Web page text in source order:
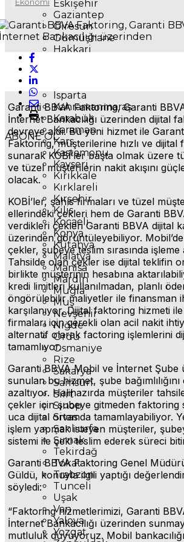
Eskişehir
Gaziantep
Giresun
Gümüşhane
Hakkari
Isparta
Kahramanmaraş
Karabük
Karaman
Kars
Kastamonu
Kayseri
Kırıkkale
Kırklareli
Kırşehir
Kilis
Kocaeli
Konya
Kütahya
Malatya
Manisa
Mardin
Muğla
Muş
Nevşehir
Niğde
Ordu
Osmaniye
Rize
Sakarya
Samsun
Siirt
Sinop
Sivas
Şanlıurfa
Şırnak
Tekirdağ
Tokat
Trabzon
Tunceli
Uşak
Van
Yalova
Yozgat
ABONE OL
Garanti BBVA Faktoring, Garanti
İnternet Bankacılığı üzerinden dijital
devreye aldı. Bu yeni hizmet ile
Faktoring, müşterilerine hızlı ve dijital
sunarak KOBİ’ler başta olmak üzere
ve tüzel müşterilerin nakit akışını
olacak.
KOBİ’ler, şahıs firmaları ve tüzel
ellerindeki çekleri hem de Garanti
verdikleri çekleri Garanti BBVA dijital
üzerinden görüntüleyebiliyor.
çekler, şubeye teslim sırasında işleme
Tahsilde olan çekler ise dijital teklifin
birlikte müşterinin hesabına
kredi limitleri kullanılmadan, planlı
öngörülebilir maliyetler ile finansman
karşılanıyor. Dijital faktoring hizmeti
firmaları için gerekli olan acil nakit
alternatif olarak factoring işlemlerini
tamamlıyor.
Garanti BBVA Mobil ve İnternet Şube
sunulan bu hizmet, şube
azaltıyor. Halihazırda müşteriler
çekler için şubeye gitmeden faktoring
uca dijital ortamda tamamlayabiliyor.
işlem yapmak isteyen müşteriler,
sistemi ile çeki teslim ederek süreci
Garanti BBVA Faktoring Genel
Güldü, konuyla ilgili yaptığı
söyledi:
“Faktoring hizmetlerimizi, Garanti
İnternet Bankacılığı üzerinden
mutluluk duyuyoruz. Mobil